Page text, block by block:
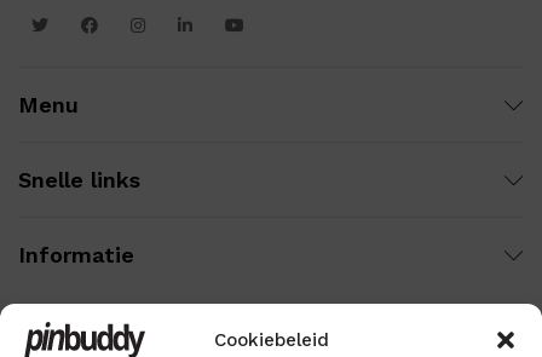
Cookiebeleid
Menu
Snelle links
Informatie